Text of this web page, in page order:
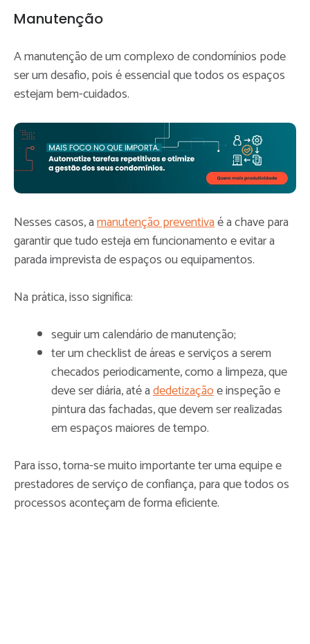
Manutenção
A manutenção de um complexo de condomínios pode
ser um desafio, pois é essencial que todos os espaços
estejam bem-cuidados.
Nesses casos, amanutenção preventivaé a chave para
garantir que tudo esteja em funcionamento e evitar a
parada imprevista de espaços ou equipamentos.
Na prática, isso significa:
seguir um calendário de manutenção;
ter um checklist de áreas e serviços a serem
checados periodicamente, como a limpeza, que
deve ser diária, até adedetizaçãoe inspeção e
pintura das fachadas, que devem ser realizadas
em espaços maiores de tempo.
Para isso, torna-se muito importante ter uma equipe e
prestadores de serviço de confiança, para que todos os
processos aconteçam de forma eficiente.